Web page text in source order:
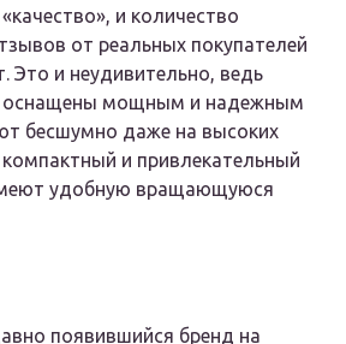
и количество
от реальных покупателей
Это и неудивительно, ведь
оснащены мощным и надежным
бесшумно даже на высоких
и привлекательный
удобную вращающуюся
появившийся бренд на